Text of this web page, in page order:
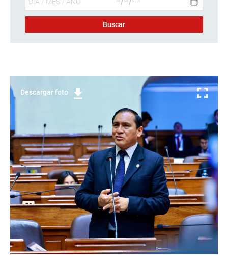
Descargar foto